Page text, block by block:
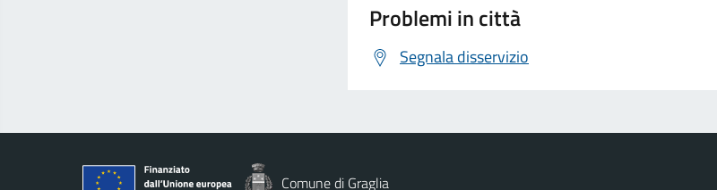
Problemi in città
Segnala disservizio
Comune di Graglia